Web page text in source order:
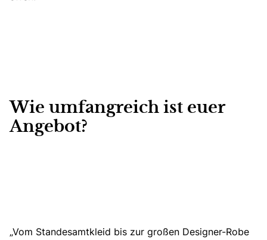
Wie umfangreich ist euer
Angebot?
„Vom Standesamtkleid bis zur großen Designer-Robe